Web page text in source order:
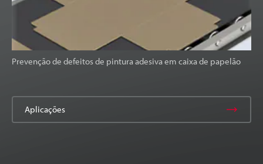
Prevenção de defeitos de pintura adesiva em caixa de papelão
Aplicações